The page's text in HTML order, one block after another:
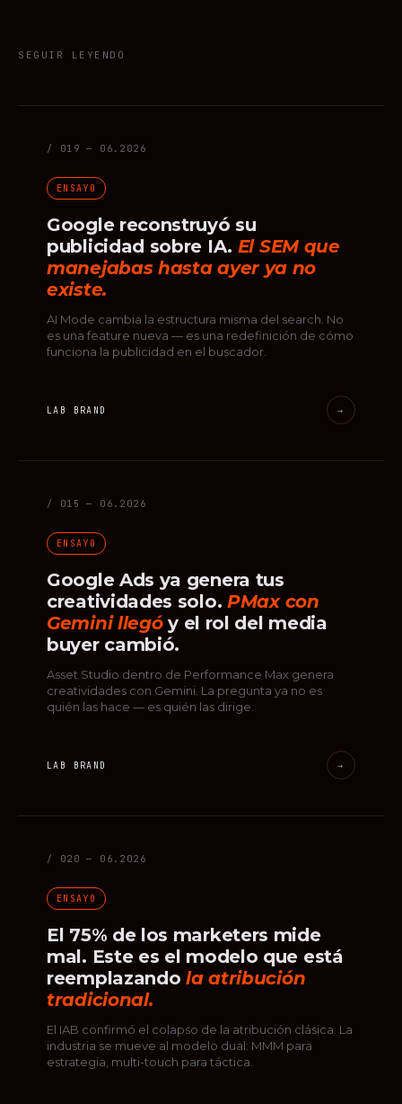
SEGUIR LEYENDO
/ 019 — 06.2026
ENSAYO
Google reconstruyó su
publicidad sobre IA. El SEM que
manejabas hasta ayer ya no
existe.
AI Mode cambia la estructura misma del search. No
es una feature nueva — es una redefinición de cómo
funciona la publicidad en el buscador.
LAB BRAND →
/ 015 — 06.2026
ENSAYO
Google Ads ya genera tus
creatividades solo. PMax con
Gemini llegóy el rol del media
buyer cambió.
Asset Studio dentro de Performance Max genera
creatividades con Gemini. La pregunta ya no es
quién las hace — es quién las dirige.
LAB BRAND →
/ 020 — 06.2026
ENSAYO
El 75% de los marketers mide
mal. Este es el modelo que está
reemplazandola atribución
tradicional.
El IAB confirmó el colapso de la atribución clásica. La
industria se mueve al modelo dual: MMM para
estrategia, multi-touch para táctica.